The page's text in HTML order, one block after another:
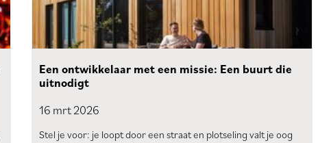
Een ontwikkelaar met een missie: Een buurt die
uitnodigt
16 mrt2026
Stel je voor: je loopt door een straat en plotseling valt je oog